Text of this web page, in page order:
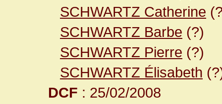
SCHWARTZ Catherine
SCHWARTZ Barbe (?)
SCHWARTZ Pierre (?)
SCHWARTZ Élisabeth
DCF : 25/02/2008